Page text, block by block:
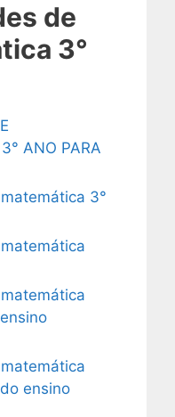
de
3°
ANO PARA
3°
ensino